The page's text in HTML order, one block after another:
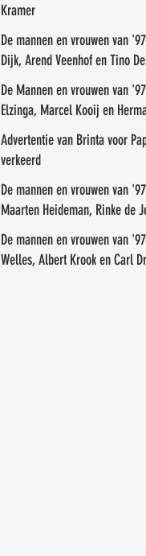
Kramer
De mannen en vrouwen van
Dijk, Arend Veenhof en Tino
De Mannen en vrouwen van
Elzinga, Marcel Kooij en
Veneman
Advertentie van Brinta voor
verkeerd
De mannen en vrouwen van
Maarten Heideman, Rinke de
Erwin Tiemens
De mannen en vrouwen van
Welles, Albert Krook en Carl